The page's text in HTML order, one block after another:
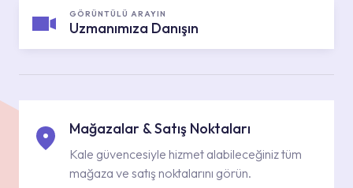
GÖRÜNTÜLÜ ARAYIN
Uzmanımıza Danışın
Mağazalar & Satış Noktaları
Kale güvencesiyle hizmet alabileceğiniz tüm
mağaza ve satış noktalarını görün.